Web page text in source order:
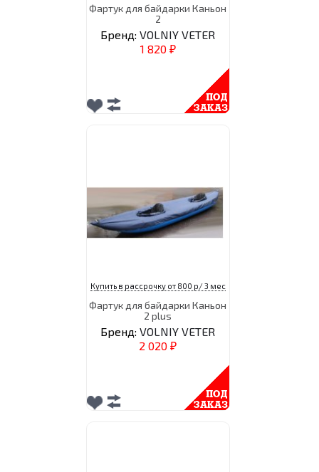
Фартук для байдарки Каньон
2
Бренд: VOLNIY VETER
1 820 ₽
Купить в рассрочку от 800 р/ 3 мес
Фартук для байдарки Каньон
2 plus
Бренд: VOLNIY VETER
2 020 ₽